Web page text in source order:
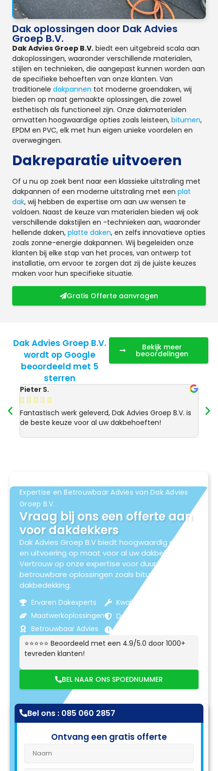
Dak oplossingen door Dak Advies
Groep B.V.
Dak Advies Groep B.V. biedt een uitgebreid scala aan
dakoplossingen, waaronder verschillende materialen,
stijlen en technieken, die aangepast kunnen worden aan
de specifieke behoeften van onze klanten. Van
traditionele dakpannen tot moderne groendaken, wij
bieden op maat gemaakte oplossingen, die zowel
esthetisch als functioneel zijn. Onze dakmaterialen
omvatten hoogwaardige opties zoals leisteen, bitumen,
EPDM en PVC, elk met hun eigen unieke voordelen en
overwegingen.
Dakreparatie uitvoeren
Of u nu op zoek bent naar een klassieke uitstraling met
dakpannen of een moderne uitstraling met een plat
dak, wij hebben de expertise om aan uw wensen te
voldoen. Naast de keuze van materialen bieden wij ook
verschillende dakstijlen en -technieken aan, waaronder
hellende daken, platte daken, en zelfs innovatieve opties
zoals zonne-energie dakpannen. Wij begeleiden onze
klanten bij elke stap van het proces, van ontwerp tot
installatie, om ervoor te zorgen dat zij de juiste keuzes
maken voor hun specifieke situatie.
Gratis Offerte aanvragen
Dak Advies Groep B.V.
wordt op Google
beoordeeld met 5
sterren
Bekijk meer
beoordelingen
Pieter S.
    
Fantastisch werk geleverd, Dak Advies Groep B.V. is
de beste keuze voor al uw dakbehoeften!
Expertise en Betrouwbaar Advies van Dak Advies
Groep B.V.
Vraag bij ons een offerte aan
voor dakdekkers
Dak Advies Groep B.V biedt hoogwaardig advies
en uitvoering op maat voor al uw dakbehoeften.
Vertrouw op onze expertise voor duurzame en
betrouwbare oplossingen zoals bitumen
dakbedekking.
Ervaren Dakexperts
Maatwerkoplossingen
Betrouwbaar Advies
Kwaliteitsmaterialen
Duurzame Resultaten
⭐⭐⭐⭐⭐ Beoordeeld met een 4.9/5.0 door 1000+
tevreden klanten!
BEL NAAR ONS SPOEDNUMMER
Bel ons : 085 060 2857
Ontvang een gratis offerte